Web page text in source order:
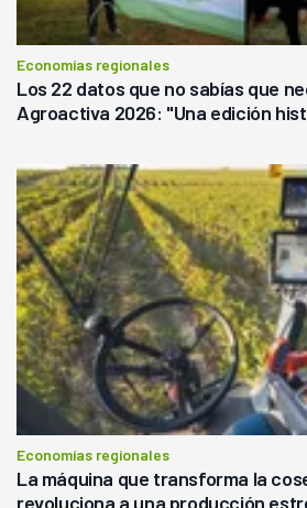
Economías regionales
Los 22 datos que no sabías que
Agroactiva 2026: "Una edición
Economías regionales
La máquina que transforma la
revoluciona a una producción